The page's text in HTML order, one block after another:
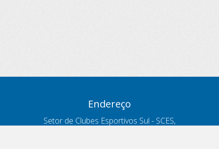
Endereço
Setor de Clubes Esportivos Sul - SCES,